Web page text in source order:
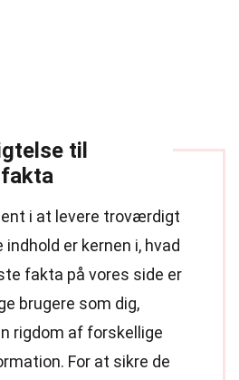
til
i at levere troværdigt
indhold er kernen i, hvad
fakta på vores side er
brugere som dig,
rigdom af forskellige
For at sikre de